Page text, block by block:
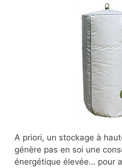
A priori, un stockage à
génère pas en soi une
énergétique élevée… pour